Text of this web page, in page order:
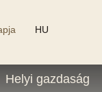
HU
Helyi gazdaság